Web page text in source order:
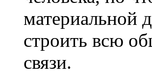
материальной
строить всю
связи.